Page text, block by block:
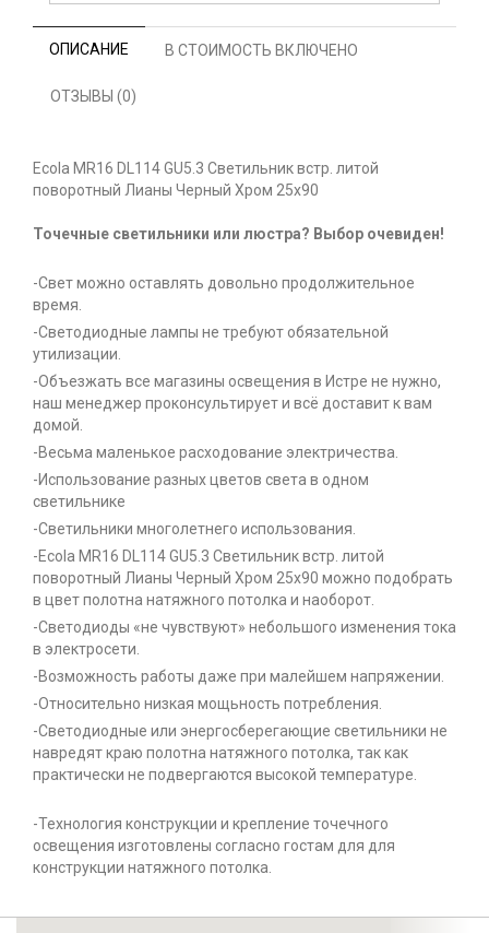
ОПИСАНИЕ В СТОИМОСТЬ ВКЛЮЧЕНО
ОТЗЫВЫ (0)
Ecola MR16 DL114 GU5.3 Светильник встр. литой
поворотный Лианы Черный Хром 25x90
Точечные светильники или люстра? Выбор очевиден!
-Свет можно оставлять довольно продолжительное
время.
-Светодиодные лампы не требуют обязательной
утилизации.
-Объезжать все магазины освещения в Истре не нужно,
наш менеджер проконсультирует и всё доставит к вам
домой.
-Весьма маленькое расходование электричества.
-Использование разных цветов света в одном
светильнике
-Светильники многолетнего использования.
-Ecola MR16 DL114 GU5.3 Светильник встр. литой
поворотный Лианы Черный Хром 25x90 можно подобрать
в цвет полотна натяжного потолка и наоборот.
-Светодиоды «не чувствуют» небольшого изменения тока
в электросети.
-Возможность работы даже при малейшем напряжении.
-Относительно низкая мощьность потребления.
-Светодиодные или энергосберегающие светильники не
навредят краю полотна натяжного потолка, так как
практически не подвергаются высокой температуре.
-Технология конструкции и крепление точечного
освещения изготовлены согласно гостам для для
конструкции натяжного потолка.